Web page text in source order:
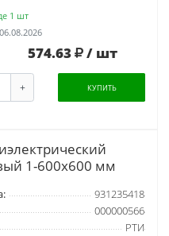
1 шт
574.63 / шт
+ КУПИТЬ
1-600х600 мм
931235418
000000566
РТИ